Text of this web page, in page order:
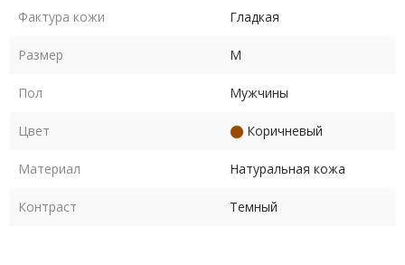
Фактура кожи Гладкая
Размер M
Пол Мужчины
Цвет Коричневый
Материал Натуральная кожа
Контраст Темный